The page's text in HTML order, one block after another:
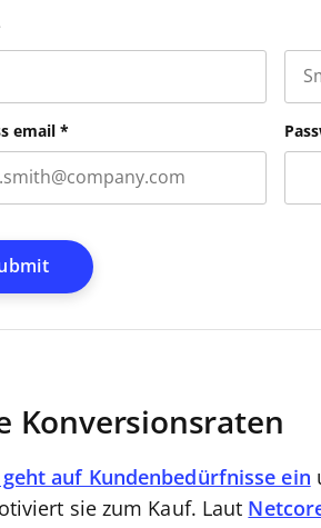
is for validation purposes and
email *
Konversionsraten
auf Kundenbedürfnisse ein
sie zum Kauf. Laut